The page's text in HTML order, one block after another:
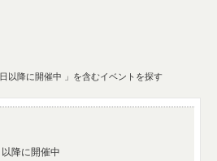
以降に開催中 」を含むイベントを探す
以降に開催中